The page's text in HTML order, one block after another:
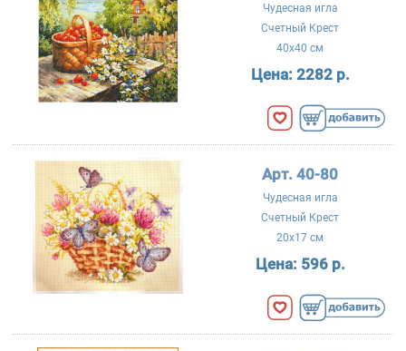
Чудесная игла
Счетный Крест
40x40 см
Цена: 2282 р.
Арт. 40-80
Чудесная игла
Счетный Крест
20x17 см
Цена: 596 р.